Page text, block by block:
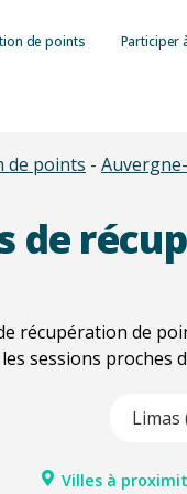
de points Participer
de points -
de
récupération de
sessions proches
Villes à